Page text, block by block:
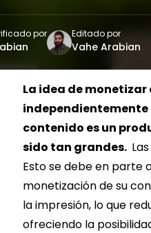
por Editado por
Vahe Arabian
La idea de
independientemente
contenido es un
sido tan grandes.
Esto se debe en parte
monetización de su
la impresión, lo que
ofreciendo la